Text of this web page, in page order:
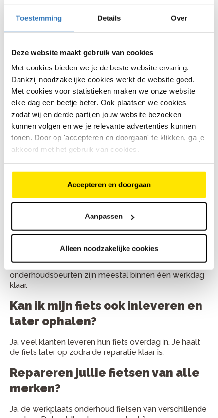
Toestemming Details Over
Deze website maakt gebruik van cookies
Met cookies bieden we je de beste website ervaring.
Dankzij noodzakelijke cookies werkt de website goed.
Met cookies voor statistieken maken we onze website
elke dag een beetje beter. Ook plaatsen we cookies
zodat wij en derde partijen jouw website bezoeken
kunnen volgen en we je relevante advertenties kunnen
tonen. Door op 'accepteren en doorgaan' te klikken, ga je
akkoord met het gebruik van cookies.
Accepteren en doorgaan
Aanpassen
Alleen noodzakelijke cookies
en aandrijving. Regelmatig onderhoud helpt om
storingen te voorkomen en zorgt ervoor dat je e-bike
betrouwbaar blijft functioneren tijdens dagelijkse
recreatieve fietstochten door Twente en de Sallandse
Plan je fietsreparatie bij Bike
Totaal Baan
Je vindt Bike Totaal Baan aan Boomcateweg 77, 7442
BG in Nijverdal. Bellen kan via0548 614 017 . Kom
gerust langs met je fiets of bel vooraf voor een
handig moment. De monteurs helpen je graag weer
snel en veilig op weg.
Veelgestelde vragen
Hoe lang duurt een fietsreparatie
gemiddeld?
Kleine reparaties duren vaak minder dan een uur. Grote
onderhoudsbeurten zijn meestal binnen één werkdag
klaar.
Kan ik mijn fiets ook inleveren en
later ophalen?
Ja, veel klanten leveren hun fiets overdag in. Je haalt
de fiets later op zodra de reparatie klaar is.
Repareren jullie fietsen van alle
merken?
Ja, de werkplaats onderhoud fietsen van verschillende